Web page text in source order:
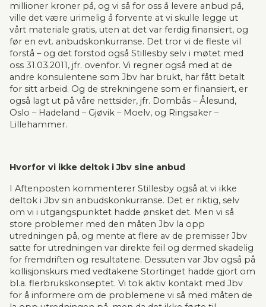
millioner kroner på, og vi så for oss å levere anbud på,
ville det være urimelig å forvente at vi skulle legge ut
vårt materiale gratis, uten at det var ferdig finansiert, og
før en evt. anbudskonkurranse. Det tror vi de fleste vil
forstå – og det forstod også Stillesby selv i møtet med
oss 31.03.2011, jfr. ovenfor. Vi regner også med at de
andre konsulentene som Jbv har brukt, har fått betalt
for sitt arbeid. Og de strekningene som er finansiert, er
også lagt ut på våre nettsider, jfr. Dombås – Ålesund,
Oslo – Hadeland – Gjøvik – Moelv, og Ringsaker –
Lillehammer.
Hvorfor vi ikke deltok i Jbv sine anbud
I Aftenposten kommenterer Stillesby også at vi ikke
deltok i Jbv sin anbudskonkurranse. Det er riktig, selv
om vi i utgangspunktet hadde ønsket det. Men vi så
store problemer med den måten Jbv la opp
utredningen på, og mente at flere av de premisser Jbv
satte for utredningen var direkte feil og dermed skadelig
for fremdriften og resultatene. Dessuten var Jbv også på
kollisjonskurs med vedtakene Stortinget hadde gjort om
bl.a. flerbrukskonseptet. Vi tok aktiv kontakt med Jbv
for å informere om de problemene vi så med måten de